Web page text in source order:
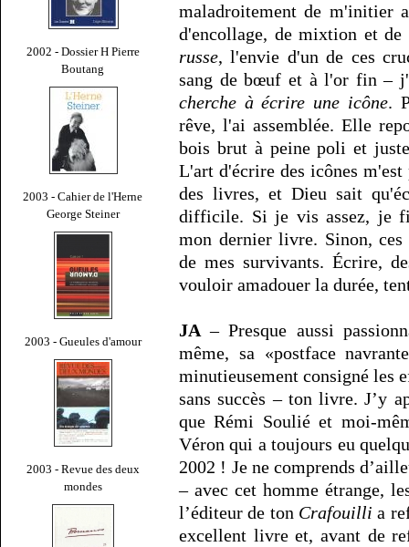
2002 - Dossier H Pierre
Boutang
2003 - Cahier de l'Herne
George Steiner
2003 - Gueules d'amour
2003 - Revue des deux
mondes
maladroitement de m'initier
d'encollage, de mixtion et
russe, l'envie d'un de ces
sang de bœuf et à l'or fin –
cherche à écrire une icône.
rêve, l'ai assemblée. Elle
bois brut à peine poli et
L'art d'écrire des icônes
des livres, et Dieu sait
difficile. Si je vis assez, je
mon dernier livre. Sinon, ces
de mes survivants. Écrire,
vouloir amadouer la durée,
JA – Presque aussi
même, sa «postface
minutieusement consigné les
sans succès – ton livre. J’y
que Rémi Soulié et moi-
Véron qui a toujours eu
2002 ! Je ne comprends
– avec cet homme étrange,
l’éditeur de ton Crafouilli a
excellent livre et, avant de